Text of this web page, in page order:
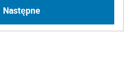
Następne